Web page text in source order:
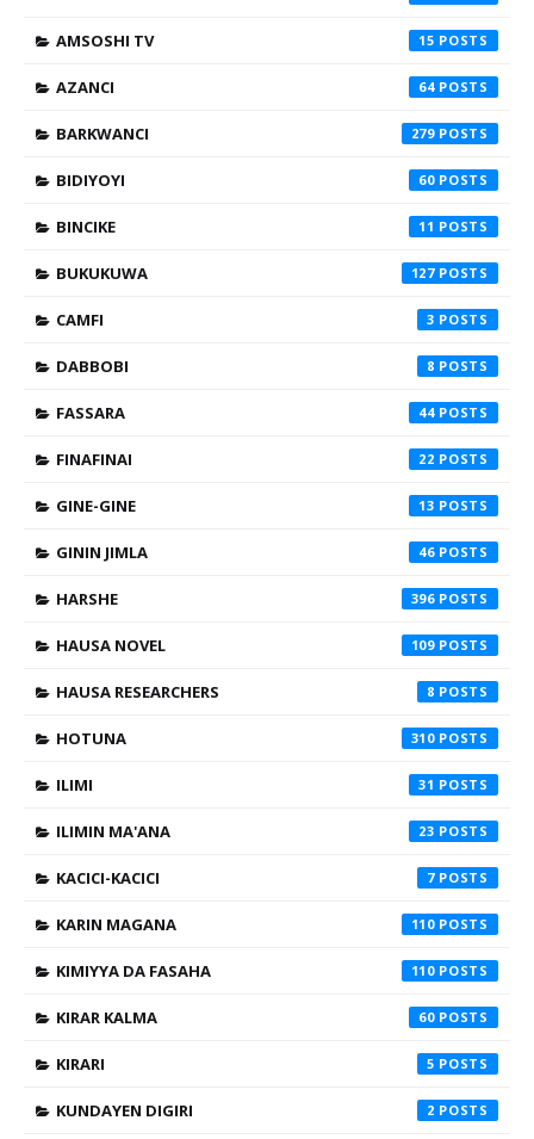
AMSOSHI TV 15
AZANCI 64
BARKWANCI 279
BIDIYOYI 60
BINCIKE 11
BUKUKUWA 127
CAMFI 3
DABBOBI 8
FASSARA 44
FINAFINAI 22
GINE-GINE 13
GININ JIMLA 46
HARSHE 396
HAUSA NOVEL 109
HAUSA RESEARCHERS 8
HOTUNA 310
ILIMI 31
ILIMIN MA'ANA 23
KACICI-KACICI 7
KARIN MAGANA 110
KIMIYYA DA FASAHA 110
KIRAR KALMA 60
KIRARI 5
KUNDAYEN DIGIRI 2